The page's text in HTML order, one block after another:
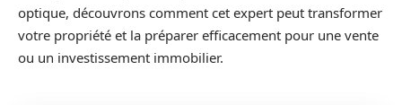
optique, découvrons comment cet expert peut transformer
votre propriété et la préparer efficacement pour une vente
ou un investissement immobilier.